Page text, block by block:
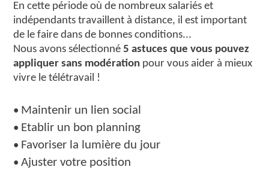
En cette période où de nombreux salariés et
indépendants travaillent à distance, il est important
de le faire dans de bonnes conditions...
Nous avons sélectionné5 astuces que vous pouvez
appliquer sans modération pour vous aider à mieux
vivre le télétravail !
• Maintenir un lien social
• Etablir un bon planning
• Favoriser la lumière du jour
•Ajuster votre position